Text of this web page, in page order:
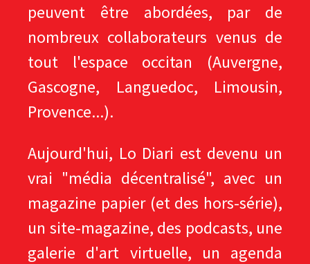
peuvent être abordées, par de
nombreux collaborateurs venus de
tout l'espace occitan (Auvergne,
Gascogne, Languedoc, Limousin,
Provence...).
Aujourd'hui, Lo Diari est devenu un
vrai "média décentralisé", avec un
magazine papier (et des hors-série),
un site-magazine, des podcasts, une
galerie d'art virtuelle, un agenda